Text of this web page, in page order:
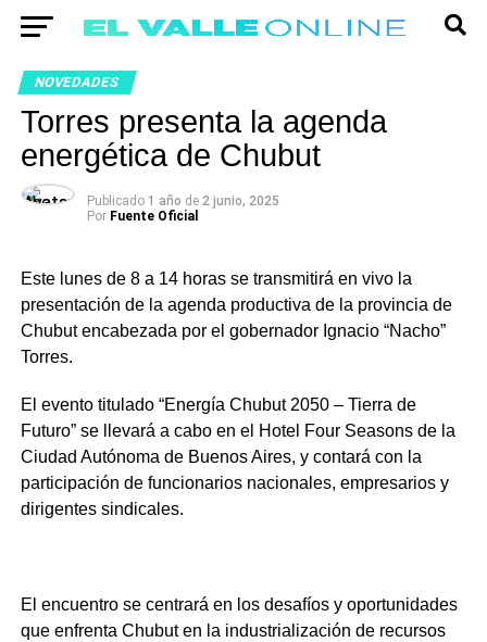
NOVEDADES
Torres presenta la agenda
energética de Chubut
Publicado 1 año de 2 junio, 2025
Por Fuente Oficial
Este lunes de 8 a 14 horas se transmitirá en vivo la
presentación de la agenda productiva de la provincia de
Chubut encabezada por el gobernador Ignacio “Nacho”
Torres.
El evento titulado “Energía Chubut 2050 – Tierra de
Futuro” se llevará a cabo en el Hotel Four Seasons de la
Ciudad Autónoma de Buenos Aires, y contará con la
participación de funcionarios nacionales, empresarios y
dirigentes sindicales.
El encuentro se centrará en los desafíos y oportunidades
que enfrenta Chubut en la industrialización de recursos